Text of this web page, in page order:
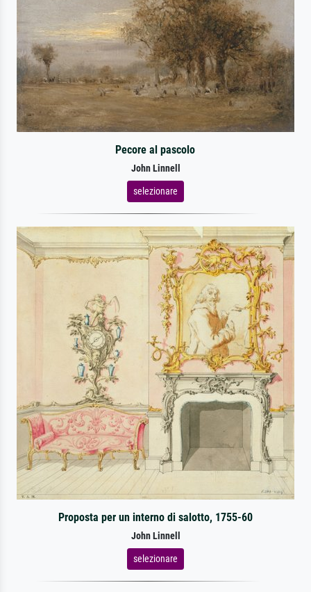
Pecore al pascolo
John Linnell
selezionare
Proposta per un interno di salotto, 1755-60
John Linnell
selezionare